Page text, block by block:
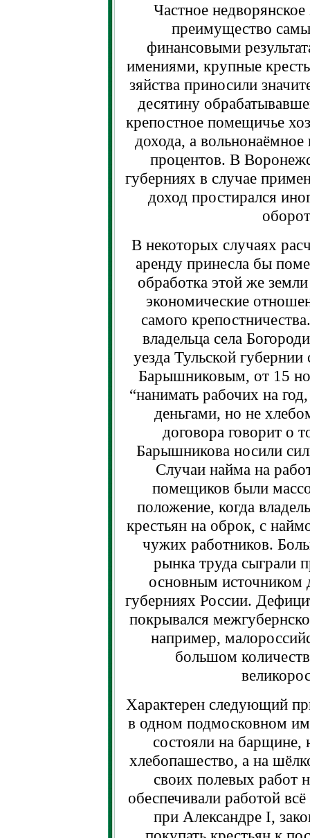
Частное
преимущество
финансовыми
имениями, крупные
зяйства приносили
десятину
крепостное помещичье
дохода, а
процентов. В
губерниях в случае
доход простирался
В некоторых случаях
аренду принесла бы
обработка этой же
экономические
самого
владельца села
уезда Тульской
Барышниковым, от 15
“нанимать рабочих на
деньгами, но не
договора говорит о
Барышникова носили
Случаи найма на
помещиков были
положение, когда
крестьян на оброк, с
чужих работников.
рынка труда сыграли
основным источником
губерниях России.
покрывался
например,
большом
Характерен следующий
в одном подмосковном
состояли на барщине,
хлебопашество, а на
своих полевых работ
обеспечивали работой
при Александре I,